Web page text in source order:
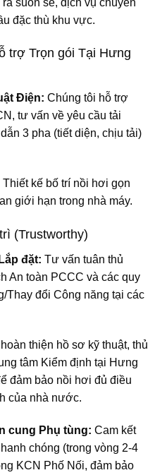
đặc thù khu vực.
trợ Trọn gói Tại Hưng
Điện: Chúng tôi hỗ trợ
tư vấn về yêu cầu tải
3 pha (tiết diện, chịu tải)
Thiết kế bố trí nồi hơi gọn
giới hạn trong nhà máy.
(Trustworthy)
đặt: Tư vấn tuân thủ
An toàn PCCC và các quy
Thay đổi Công năng tại các
thiện hồ sơ kỹ thuật, thủ
tâm Kiểm định tại Hưng
đảm bảo nồi hơi đủ điều
của nhà nước.
cung Phụ tùng: Cam kết
chóng (trong vòng 2-4
KCN Phố Nối, đảm bảo